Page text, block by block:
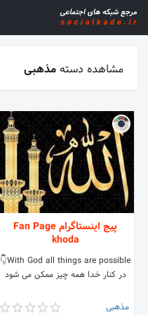
مشاهده دستهمذهبی
پیج اینستاگرام Fan Page
khoda
With God all things are possible👇
در کنار خدا همه چیز ممکن می شود
مذهبی